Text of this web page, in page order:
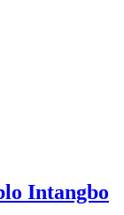
Intangbo